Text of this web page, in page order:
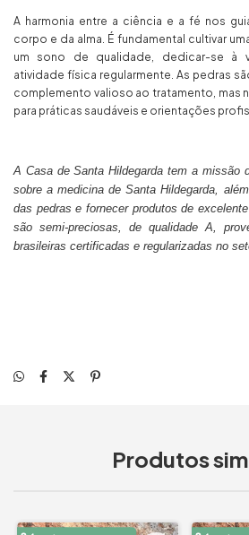
A harmonia entre a ciência e a fé nos
corpo e da alma. É fundamental cultivar
um sono de qualidade, dedicar-se à
atividade física regularmente. As pedras
complemento valioso ao tratamento, mas
para práticas saudáveis e orientações
A Casa de Santa Hildegarda tem a missão
sobre a medicina de Santa Hildegarda,
das pedras e fornecer produtos de
são semi-preciosas, de qualidade A,
brasileiras certificadas e regularizadas no
Produtos